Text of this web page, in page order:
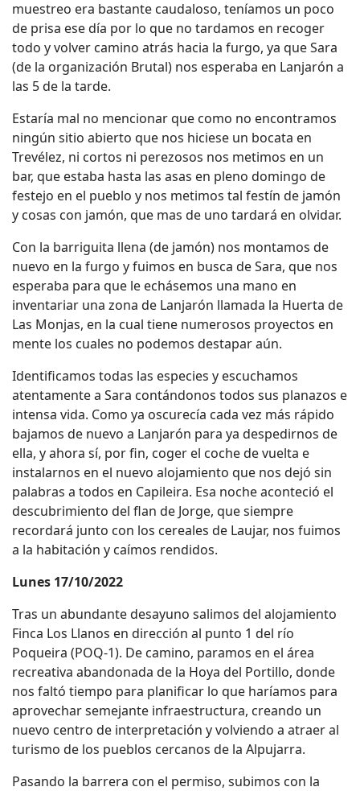
muestreo era bastante caudaloso, teníamos un poco
de prisa ese día por lo que no tardamos en recoger
todo y volver camino atrás hacia la furgo, ya que Sara
(de la organización Brutal) nos esperaba en Lanjarón a
las 5 de la tarde.
Estaría mal no mencionar que como no encontramos
ningún sitio abierto que nos hiciese un bocata en
Trevélez, ni cortos ni perezosos nos metimos en un
bar, que estaba hasta las asas en pleno domingo de
festejo en el pueblo y nos metimos tal festín de jamón
y cosas con jamón, que mas de uno tardará en olvidar.
Con la barriguita llena (de jamón) nos montamos de
nuevo en la furgo y fuimos en busca de Sara, que nos
esperaba para que le echásemos una mano en
inventariar una zona de Lanjarón llamada la Huerta de
Las Monjas, en la cual tiene numerosos proyectos en
mente los cuales no podemos destapar aún.
Identificamos todas las especies y escuchamos
atentamente a Sara contándonos todos sus planazos e
intensa vida. Como ya oscurecía cada vez más rápido
bajamos de nuevo a Lanjarón para ya despedirnos de
ella, y ahora sí, por fin, coger el coche de vuelta e
instalarnos en el nuevo alojamiento que nos dejó sin
palabras a todos en Capileira. Esa noche aconteció el
descubrimiento del flan de Jorge, que siempre
recordará junto con los cereales de Laujar, nos fuimos
a la habitación y caímos rendidos.
Lunes 17/10/2022
Tras un abundante desayuno salimos del alojamiento
Finca Los Llanos en dirección al punto 1 del río
Poqueira (POQ-1). De camino, paramos en el área
recreativa abandonada de la Hoya del Portillo, donde
nos faltó tiempo para planificar lo que haríamos para
aprovechar semejante infraestructura, creando un
nuevo centro de interpretación y volviendo a atraer al
turismo de los pueblos cercanos de la Alpujarra.
Pasando la barrera con el permiso, subimos con la